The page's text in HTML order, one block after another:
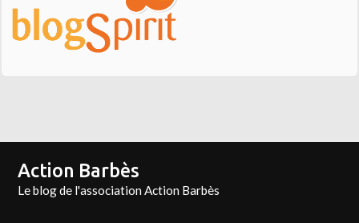
Action Barbès
Le blog de l'association Action Barbès